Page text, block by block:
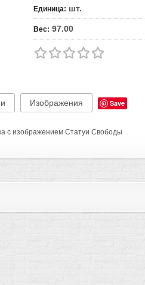
Единица: шт.
Вес: 97.00
Изображения Save
с изображением Статуи Свободы